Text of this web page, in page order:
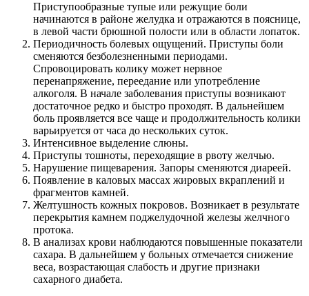
Приступообразные тупые или режущие боли
начинаются в районе желудка и отражаются в пояснице,
в левой части брюшной полости или в области лопаток.
Периодичность болевых ощущений. Приступы боли
сменяются безболезненными периодами.
Спровоцировать колику может нервное
перенапряжение, переедание или употребление
алкоголя. В начале заболевания приступы возникают
достаточное редко и быстро проходят. В дальнейшем
боль проявляется все чаще и продолжительность колики
варьируется от часа до нескольких суток.
Интенсивное выделение слюны.
Приступы тошноты, переходящие в рвоту желчью.
Нарушение пищеварения. Запоры сменяются диареей.
Появление в каловых массах жировых вкраплений и
фрагментов камней.
Желтушность кожных покровов. Возникает в результате
перекрытия камнем поджелудочной железы желчного
протока.
В анализах крови наблюдаются повышенные показатели
сахара. В дальнейшем у больных отмечается снижение
веса, возрастающая слабость и другие признаки
сахарного диабета.